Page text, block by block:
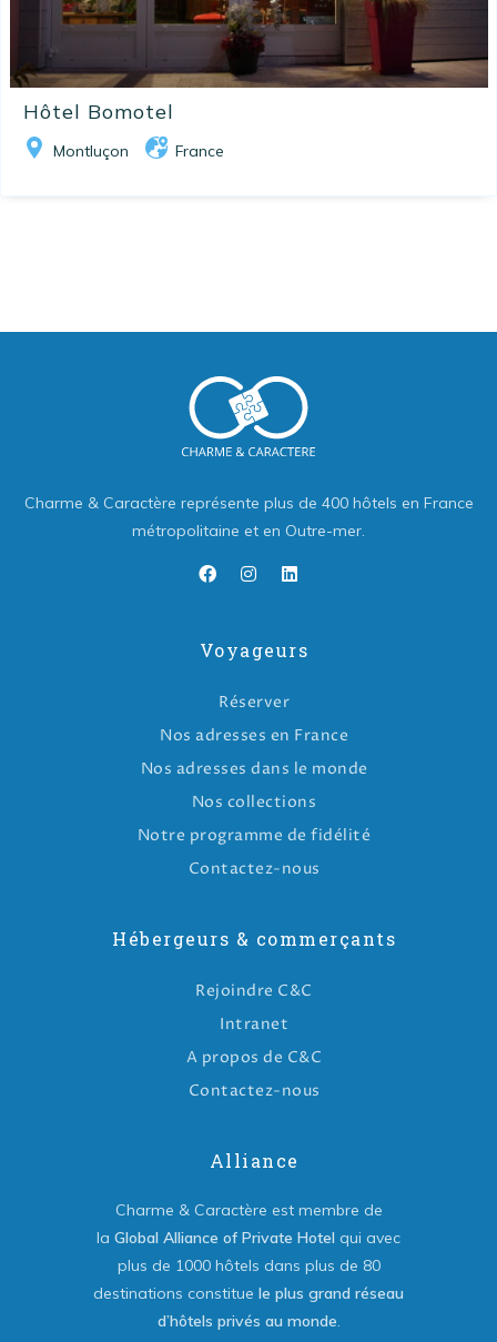
Hôtel Bomotel
Montluçon France
Charme & Caractère représente plus de 400 hôtels en France
métropolitaine et en Outre-mer.
Voyageurs
Réserver
Nos adresses en France
Nos adresses dans le monde
Nos collections
Notre programme de fidélité
Contactez-nous
Hébergeurs & commerçants
Rejoindre C&C
Intranet
A propos de C&C
Contactez-nous
Alliance
Charme & Caractère est membre de
la Global Alliance of Private Hotel qui avec
plus de 1000 hôtels dans plus de 80
destinations constitue le plus grand réseau
d’hôtels privés au monde.